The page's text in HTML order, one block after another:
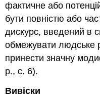
фактичне або
бути повністю або
дискурс, введений в
обмежувати людське
принести значну
р., с. 6).
Вивіски